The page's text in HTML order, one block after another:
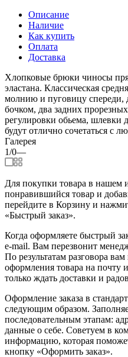
Описание
Наличие
Как купить
Оплата
Доставка
Хлопковые брюки чиносы
эластана. Классическая
молнию и пуговицу спереди,
бочком, два задних
регулировки обьема, шлевки
будут отлично сочетаться с
Галерея
1/0—
Для покупки товара в нашем
понравившийся товар и
перейдите в Корзину и
«Быстрый заказ».
Когда оформляете быстрый
e-mail. Вам перезвонит
По результатам разговора
оформления товара на почту
только ждать доставки и
Оформление заказа в
следующим образом.
последовательным этапам:
данные о себе. Советуем в
информацию, которая
кнопку «Оформить заказ».